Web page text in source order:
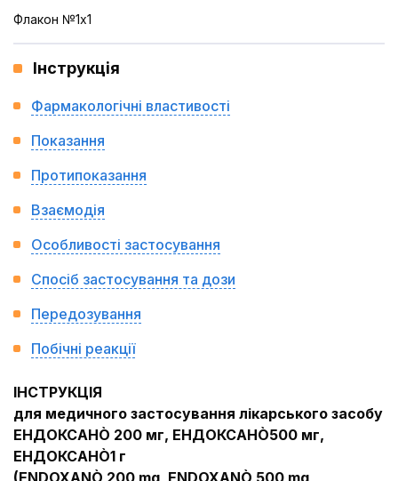
Флакон №1x1
Інструкція
Фармакологічні властивості
Показання
Протипоказання
Взаємодія
Особливості застосування
Спосіб застосування та дози
Передозування
Побічні реакції
ІНСТРУКЦІЯ
для медичного застосування лікарського засобу
ЕНДОКСАНÒ 200 мг, ЕНДОКСАНÒ500 мг,
ЕНДОКСАНÒ1 г
(ENDOXANÒ 200 mg, ENDOXANÒ 500 mg,